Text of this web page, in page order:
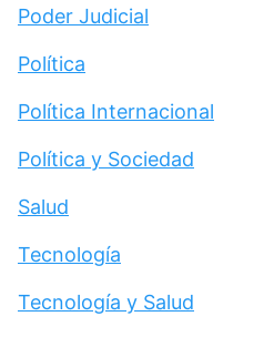
Poder Judicial
Política
Política Internacional
Política y Sociedad
Salud
Tecnología
Tecnología y Salud